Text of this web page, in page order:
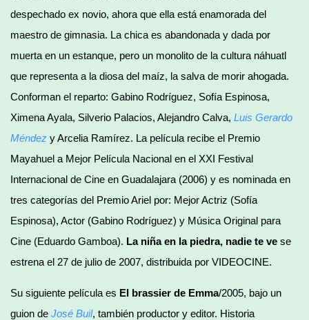
despechado ex novio, ahora que ella está enamorada del
maestro de gimnasia. La chica es abandonada y dada por
muerta en un estanque, pero un monolito de la cultura náhuatl
que representa a la diosa del maíz, la salva de morir ahogada.
Conforman el reparto: Gabino Rodríguez, Sofía Espinosa,
Ximena Ayala, Silverio Palacios, Alejandro Calva, Luis Gerardo
Méndez y Arcelia Ramírez. La película recibe el Premio
Mayahuel a Mejor Película Nacional en el XXI Festival
Internacional de Cine en Guadalajara (2006) y es nominada en
tres categorías del Premio Ariel por: Mejor Actriz (Sofía
Espinosa), Actor (Gabino Rodríguez) y Música Original para
Cine (Eduardo Gamboa). La niña en la piedra, nadie te ve se
estrena el 27 de julio de 2007, distribuida por VIDEOCINE.
Su siguiente película es El brassier de Emma/2005, bajo un
guion de José Buil, también productor y editor. Historia